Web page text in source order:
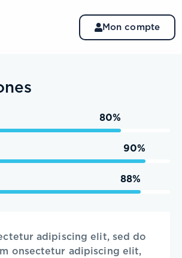
Mon compte
80%
90%
88%
adipiscing elit, sed do
onsectetur adipiscing elit,